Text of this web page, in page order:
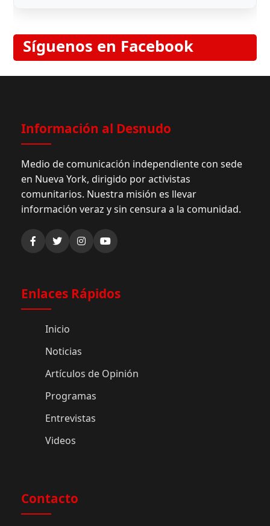
Síguenos en Facebook
Información al Desnudo
Medio de comunicación independiente con sede
en Nueva York, dirigido por activistas
comunitarios. Nuestra misión es llevar
información veraz y sin censura a la comunidad.
Enlaces Rápidos
Inicio
Noticias
Artículos de Opinión
Programas
Entrevistas
Videos
Contacto